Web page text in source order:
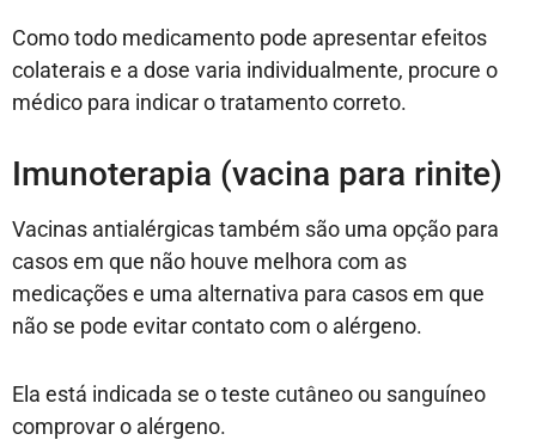
Como todo medicamento pode apresentar efeitos
colaterais e a dose varia individualmente, procure o
médico para indicar o tratamento correto.
Imunoterapia (vacina para rinite)
Vacinas antialérgicas também são uma opção para
casos em que não houve melhora com as
medicações e uma alternativa para casos em que
não se pode evitar contato com o alérgeno.
Ela está indicada se o teste cutâneo ou sanguíneo
comprovar o alérgeno.